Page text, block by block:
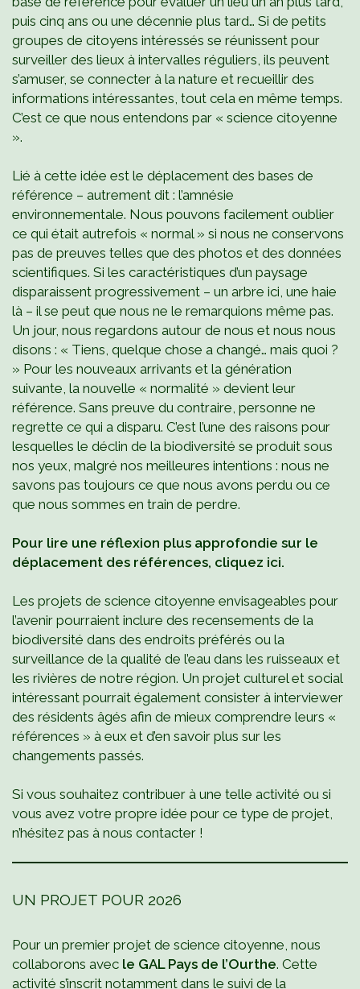
puis cinq ans ou une décennie plus tard… Si de petits
groupes de citoyens intéressés se réunissent pour
surveiller des lieux à intervalles réguliers, ils peuvent
s’amuser, se connecter à la nature et recueillir des
informations intéressantes, tout cela en même temps.
C’est ce que nous entendons par « science citoyenne
».
Lié à cette idée est le déplacement des bases de
référence – autrement dit : l’amnésie
environnementale. Nous pouvons facilement oublier
ce qui était autrefois « normal » si nous ne conservons
pas de preuves telles que des photos et des données
scientifiques. Si les caractéristiques d’un paysage
disparaissent progressivement – un arbre ici, une haie
là – il se peut que nous ne le remarquions même pas.
Un jour, nous regardons autour de nous et nous nous
disons : « Tiens, quelque chose a changé… mais quoi ?
» Pour les nouveaux arrivants et la génération
suivante, la nouvelle « normalité » devient leur
référence. Sans preuve du contraire, personne ne
regrette ce qui a disparu. C’est l’une des raisons pour
lesquelles le déclin de la biodiversité se produit sous
nos yeux, malgré nos meilleures intentions : nous ne
savons pas toujours ce que nous avons perdu ou ce
que nous sommes en train de perdre.
Pour lire une réflexion plus approfondie sur le
déplacement des références, cliquez ici.
Les projets de science citoyenne envisageables pour
l’avenir pourraient inclure des recensements de la
biodiversité dans des endroits préférés ou la
surveillance de la qualité de l’eau dans les ruisseaux et
les rivières de notre région. Un projet culturel et social
intéressant pourrait également consister à interviewer
des résidents âgés afin de mieux comprendre leurs «
références » à eux et d’en savoir plus sur les
changements passés.
Si vous souhaitez contribuer à une telle activité ou si
vous avez votre propre idée pour ce type de projet,
n’hésitez pas à nous contacter !
UN PROJET POUR 2026
Pour un premier projet de science citoyenne, nous
collaborons avec le GAL Pays de l’Ourthe. Cette
activité s’inscrit notamment dans le suivi de la